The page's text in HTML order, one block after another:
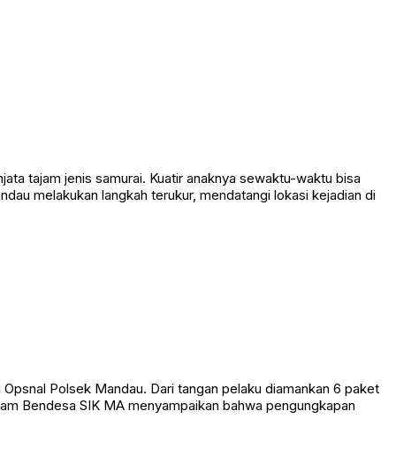
tajam jenis samurai. Kuatir anaknya sewaktu-waktu bisa
melakukan langkah terukur, mendatangi lokasi kejadian di
Polsek Mandau. Dari tangan pelaku diamankan 6 paket
Bendesa SIK MA menyampaikan bahwa pengungkapan